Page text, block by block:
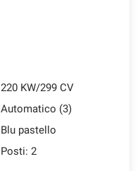
220 KW/299 CV
Automatico (3)
Blu pastello
Posti: 2